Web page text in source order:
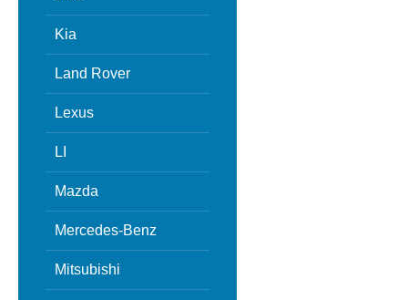
Kia
Land Rover
Lexus
LI
Mazda
Mercedes-Benz
Mitsubishi